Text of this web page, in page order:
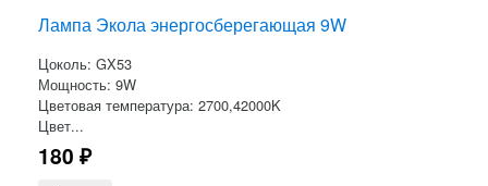
Лампа Экола энергосберегающая 9W
Цоколь: GX53
Мощность: 9W
Цветовая температура: 2700,42000K
Цвет...
180 ₽